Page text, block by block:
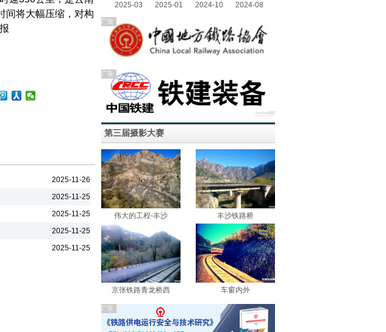
间将大幅压缩，对构
2025-11-26
2025-11-25
2025-11-25
2025-11-25
2025-11-25
2025-03 2025-01 2024-10 2024-08
广告
广告
第三届摄影大赛
伟大的工程-丰沙 丰沙铁路桥
京张铁路青龙桥西 车窗内外
广告